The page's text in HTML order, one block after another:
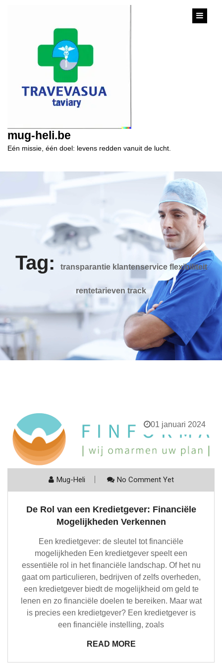
mug-heli.be
Eén missie, één doel: levens redden vanuit de lucht.
Tag: transparantie klantenservice flexibiliteit
rentetarieven track
01 januari 2024
Mug-Heli No Comment Yet
De Rol van een Kredietgever: Financiële
Mogelijkheden Verkennen
Een kredietgever: de sleutel tot financiële
mogelijkheden Een kredietgever speelt een
essentiële rol in het financiële landschap. Of het nu
gaat om particulieren, bedrijven of zelfs overheden,
een kredietgever biedt de mogelijkheid om geld te
lenen en zo financiële doelen te bereiken. Maar wat
is precies een kredietgever? Een kredietgever is
een financiële instelling, zoals
READ MORE